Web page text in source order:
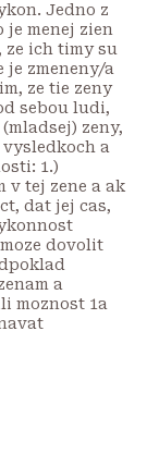
Jedno z
je menej zien
ich timy su
je zmeneny/a
ze tie zeny
sebou ludi,
zeny,
a
1.)
v tej zene a ak
dat jej cas,
dovolit
a
moznost 1a